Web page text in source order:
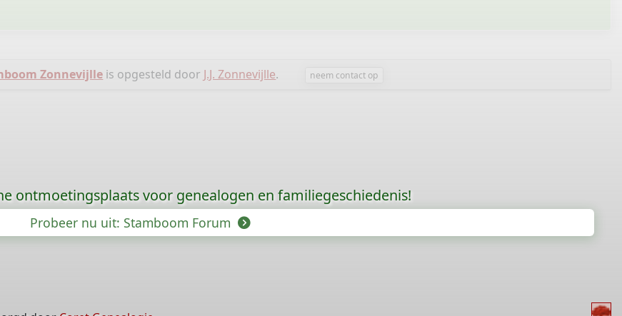
Zonnevijlle is opgesteld door J.J. Zonnevijlle. neem contact op
ontmoetingsplaats voor genealogen en familiegeschiedenis!
Probeer nu uit: Stamboom Forum